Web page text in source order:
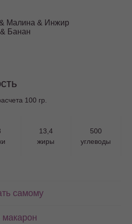
Малина & Инжир
Банан
100 гр.
13,4
жиры
500
углеводы
самому
макарон